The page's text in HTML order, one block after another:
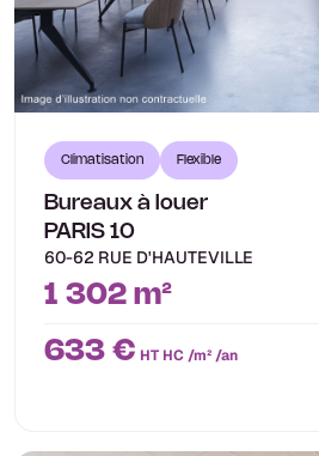
Climatisation Flexible
Bureaux à louer
PARIS 10
60-62 RUE D'HAUTEVILLE
1 302 m²
633 € HT HC /m² /an